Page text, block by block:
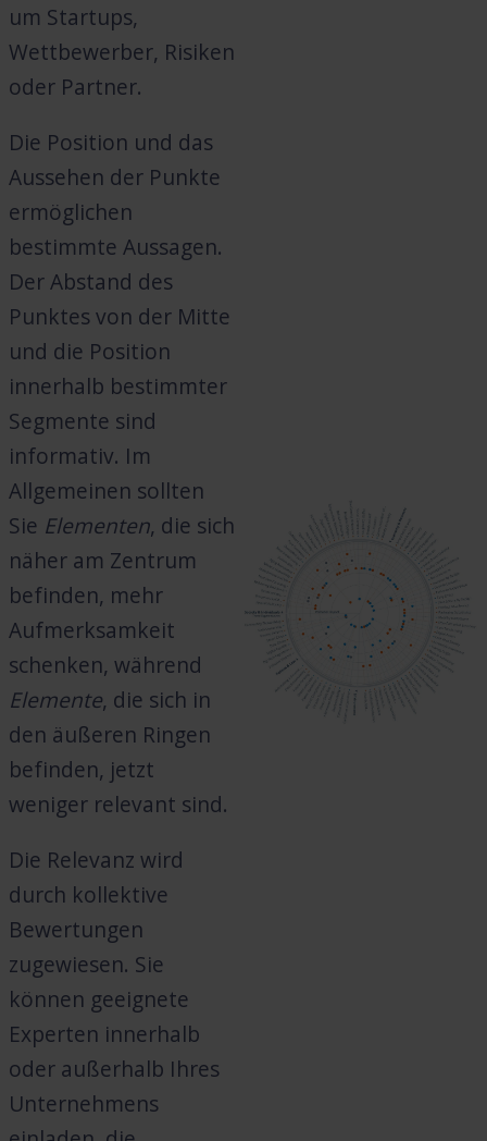
um Startups,
Wettbewerber, Risiken
oder Partner.
Die Position und das
Aussehen der Punkte
ermöglichen
bestimmte Aussagen.
Der Abstand des
Punktes von der Mitte
und die Position
innerhalb bestimmter
Segmente sind
informativ. Im
Allgemeinen sollten
Sie Elementen, die sich
näher am Zentrum
befinden, mehr
Aufmerksamkeit
schenken, während
Elemente, die sich in
den äußeren Ringen
befinden, jetzt
weniger relevant sind.
Die Relevanz wird
durch kollektive
Bewertungen
zugewiesen. Sie
können geeignete
Experten innerhalb
oder außerhalb Ihres
Unternehmens